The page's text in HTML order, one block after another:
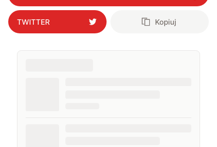
TWITTER Kopiuj